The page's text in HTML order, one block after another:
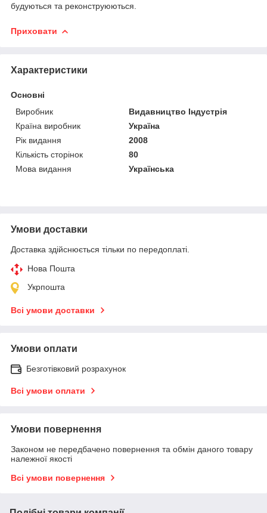
будуються та реконструюються.
Приховати
Характеристики
Основні
Виробник
Видавництво Індустрія
Країна виробник
Україна
Рік видання
2008
Кількість сторінок
80
Мова видання
Українська
Умови доставки
Доставка здійснюється тільки по передоплаті.
Нова Пошта
Укрпошта
Всі умови доставки
Умови оплати
Безготівковий розрахунок
Всі умови оплати
Умови повернення
Законом не передбачено повернення та обмін даного товару
належної якості
Всі умови повернення